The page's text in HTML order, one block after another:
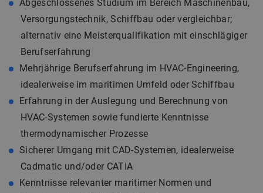
Abgeschlossenes Studium im Bereich Maschinenbau,
Versorgungstechnik, Schiffbau oder vergleichbar;
alternativ eine Meisterqualifikation mit einschlägiger
Berufserfahrung
Mehrjährige Berufserfahrung im HVAC-Engineering,
idealerweise im maritimen Umfeld oder Schiffbau
Erfahrung in der Auslegung und Berechnung von
HVAC-Systemen sowie fundierte Kenntnisse
thermodynamischer Prozesse
Sicherer Umgang mit CAD-Systemen, idealerweise
Cadmatic und/oder CATIA
Kenntnisse relevanter maritimer Normen und